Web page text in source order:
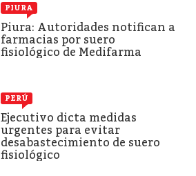
PIURA
Piura: Autoridades notifican a
farmacias por suero
fisiológico de Medifarma
PERÚ
Ejecutivo dicta medidas
urgentes para evitar
desabastecimiento de suero
fisiológico